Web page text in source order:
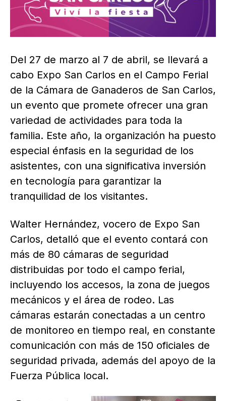
Del 27 de marzo al 7 de abril, se llevará a
cabo Expo San Carlos en el Campo Ferial
de la Cámara de Ganaderos de San Carlos,
un evento que promete ofrecer una gran
variedad de actividades para toda la
familia. Este año, la organización ha puesto
especial énfasis en la seguridad de los
asistentes, con una significativa inversión
en tecnología para garantizar la
tranquilidad de los visitantes.
Walter Hernández, vocero de Expo San
Carlos, detalló que el evento contará con
más de 80 cámaras de seguridad
distribuidas por todo el campo ferial,
incluyendo los accesos, la zona de juegos
mecánicos y el área de rodeo. Las
cámaras estarán conectadas a un centro
de monitoreo en tiempo real, en constante
comunicación con más de 150 oficiales de
seguridad privada, además del apoyo de la
Fuerza Pública local.